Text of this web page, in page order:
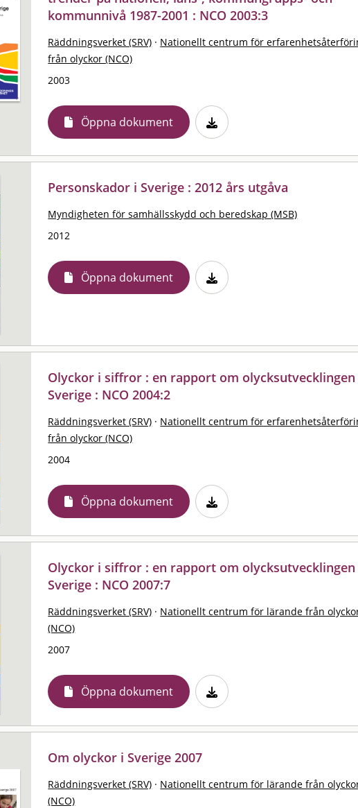
kommunnivå 1987-2001 : NCO 2003:3
Räddningsverket (SRV) · Nationellt centrum för
från olyckor (NCO)
2003
Öppna dokument
Personskador i Sverige : 2012 års utgåva
Myndigheten för samhällsskydd och beredskap (MSB)
2012
Öppna dokument
Olyckor i siffror : en rapport om olycksutvecklingen
Sverige : NCO 2004:2
Räddningsverket (SRV) · Nationellt centrum för
från olyckor (NCO)
2004
Öppna dokument
Olyckor i siffror : en rapport om olycksutvecklingen
Sverige : NCO 2007:7
Räddningsverket (SRV) · Nationellt centrum för lärande från
(NCO)
2007
Öppna dokument
Om olyckor i Sverige 2007
Räddningsverket (SRV) · Nationellt centrum för lärande från
(NCO)